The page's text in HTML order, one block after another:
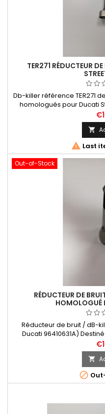
TER271 RÉDUCTEUR
Db-killer référence TER271
homologués pour Ducati
Longueur totale 155 mm,
Diamètre interne tube de
systèmes d'
Sil. homologué titane 1198

 Last
Out-of-Stock
RÉDUCTEUR DE
HOMOLOGUÉ
Réducteur de bruit / dB-
Ducati 96410631A)
Ducati Monster,
Termignoni

